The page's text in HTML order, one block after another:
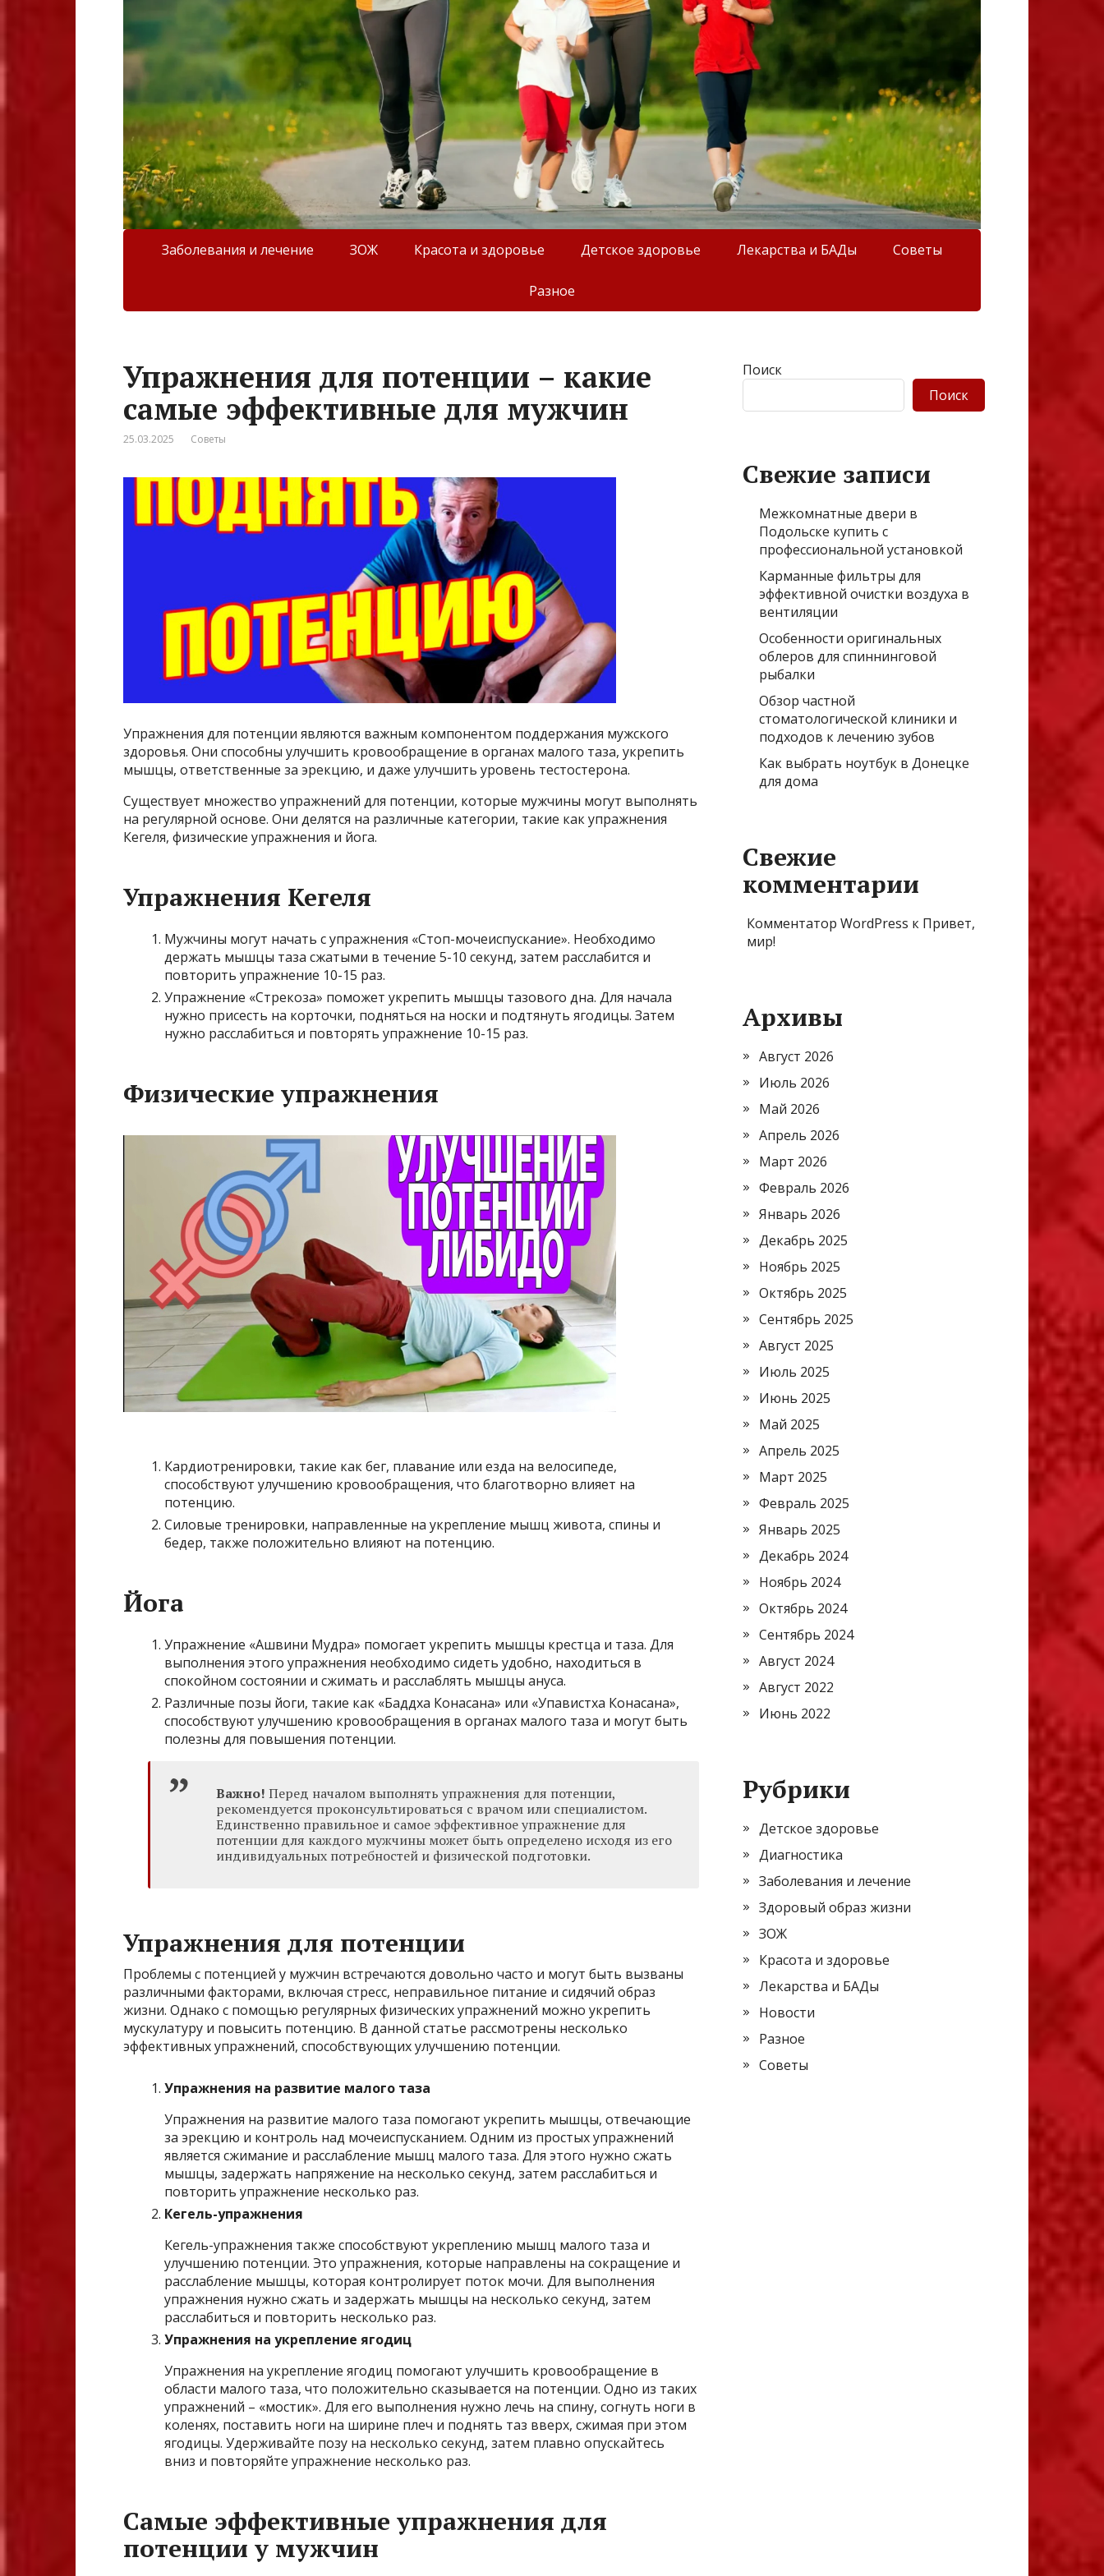
Заболевания и лечение ЗОЖ Красота и здоровье Детское здоровье Лекарства и БАДы Советы
Разное
Упражнения для потенции – какие
самые эффективные для мужчин
25.03.2025 Советы
Упражнения для потенции являются важным компонентом поддержания мужского
здоровья. Они способны улучшить кровообращение в органах малого таза, укрепить
мышцы, ответственные за эрекцию, и даже улучшить уровень тестостерона.
Существует множество упражнений для потенции, которые мужчины могут выполнять
на регулярной основе. Они делятся на различные категории, такие как упражнения
Кегеля, физические упражнения и йога.
Упражнения Кегеля
Мужчины могут начать с упражнения «Стоп-мочеиспускание». Необходимо
держать мышцы таза сжатыми в течение 5-10 секунд, затем расслабится и
повторить упражнение 10-15 раз.
Упражнение «Стрекоза» поможет укрепить мышцы тазового дна. Для начала
нужно присесть на корточки, подняться на носки и подтянуть ягодицы. Затем
нужно расслабиться и повторять упражнение 10-15 раз.
Физические упражнения
Кардиотренировки, такие как бег, плавание или езда на велосипеде,
способствуют улучшению кровообращения, что благотворно влияет на
потенцию.
Силовые тренировки, направленные на укрепление мышц живота, спины и
бедер, также положительно влияют на потенцию.
Йога
Упражнение «Ашвини Мудра» помогает укрепить мышцы крестца и таза. Для
выполнения этого упражнения необходимо сидеть удобно, находиться в
спокойном состоянии и сжимать и расслаблять мышцы ануса.
Различные позы йоги, такие как «Баддха Конасана» или «Упавистха Конасана»,
способствуют улучшению кровообращения в органах малого таза и могут быть
полезны для повышения потенции.
Важно! Перед началом выполнять упражнения для потенции,
рекомендуется проконсультироваться с врачом или специалистом.
Единственно правильное и самое эффективное упражнение для
потенции для каждого мужчины может быть определено исходя из его
индивидуальных потребностей и физической подготовки.
Упражнения для потенции
Проблемы с потенцией у мужчин встречаются довольно часто и могут быть вызваны
различными факторами, включая стресс, неправильное питание и сидячий образ
жизни. Однако с помощью регулярных физических упражнений можно укрепить
мускулатуру и повысить потенцию. В данной статье рассмотрены несколько
эффективных упражнений, способствующих улучшению потенции.
Упражнения на развитие малого таза
Упражнения на развитие малого таза помогают укрепить мышцы, отвечающие
за эрекцию и контроль над мочеиспусканием. Одним из простых упражнений
является сжимание и расслабление мышц малого таза. Для этого нужно сжать
мышцы, задержать напряжение на несколько секунд, затем расслабиться и
повторить упражнение несколько раз.
Кегель-упражнения
Кегель-упражнения также способствуют укреплению мышц малого таза и
улучшению потенции. Это упражнения, которые направлены на сокращение и
расслабление мышцы, которая контролирует поток мочи. Для выполнения
упражнения нужно сжать и задержать мышцы на несколько секунд, затем
расслабиться и повторить несколько раз.
Упражнения на укрепление ягодиц
Упражнения на укрепление ягодиц помогают улучшить кровообращение в
области малого таза, что положительно сказывается на потенции. Одно из таких
упражнений – «мостик». Для его выполнения нужно лечь на спину, согнуть ноги в
коленях, поставить ноги на ширине плеч и поднять таз вверх, сжимая при этом
ягодицы. Удерживайте позу на несколько секунд, затем плавно опускайтесь
вниз и повторяйте упражнение несколько раз.
Самые эффективные упражнения для
потенции у мужчин
Поиск
Поиск
Свежие записи
Межкомнатные двери в
Подольске купить с
профессиональной установкой
Карманные фильтры для
эффективной очистки воздуха в
вентиляции
Особенности оригинальных
облеров для спиннинговой
рыбалки
Обзор частной
стоматологической клиники и
подходов к лечению зубов
Как выбрать ноутбук в Донецке
для дома
Свежие
комментарии
Комментатор WordPress к Привет,
мир!
Архивы
Август 2026
Июль 2026
Май 2026
Апрель 2026
Март 2026
Февраль 2026
Январь 2026
Декабрь 2025
Ноябрь 2025
Октябрь 2025
Сентябрь 2025
Август 2025
Июль 2025
Июнь 2025
Май 2025
Апрель 2025
Март 2025
Февраль 2025
Январь 2025
Декабрь 2024
Ноябрь 2024
Октябрь 2024
Сентябрь 2024
Август 2024
Август 2022
Июнь 2022
Рубрики
Детское здоровье
Диагностика
Заболевания и лечение
Здоровый образ жизни
ЗОЖ
Красота и здоровье
Лекарства и БАДы
Новости
Разное
Советы